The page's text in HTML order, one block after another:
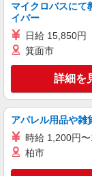
マイクロバスにて
イバー
日給 15,850円
箕面市
詳細を
アパレル用品や雑
時給 1,200円
柏市